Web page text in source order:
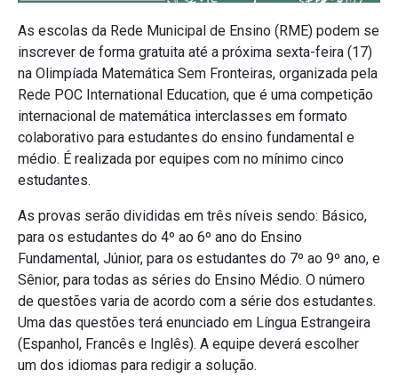
As escolas da Rede Municipal de Ensino (RME) podem se
inscrever de forma gratuita até a próxima sexta-feira (17)
na Olimpíada Matemática Sem Fronteiras, organizada pela
Rede POC International Education, que é uma competição
internacional de matemática interclasses em formato
colaborativo para estudantes do ensino fundamental e
médio. É realizada por equipes com no mínimo cinco
estudantes.
As provas serão divididas em três níveis sendo: Básico,
para os estudantes do 4º ao 6º ano do Ensino
Fundamental, Júnior, para os estudantes do 7º ao 9º ano, e
Sênior, para todas as séries do Ensino Médio. O número
de questões varia de acordo com a série dos estudantes.
Uma das questões terá enunciado em Língua Estrangeira
(Espanhol, Francês e Inglês). A equipe deverá escolher
um dos idiomas para redigir a solução.